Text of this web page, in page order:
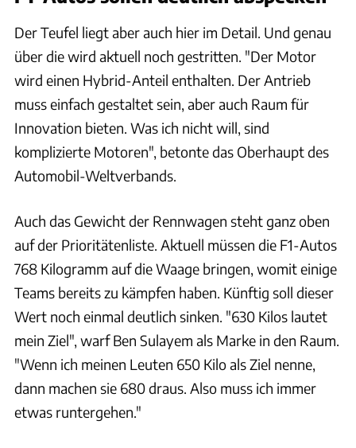
Der Teufel liegt aber auch hier im Detail. Und genau
über die wird aktuell noch gestritten. "Der Motor
wird einen Hybrid-Anteil enthalten. Der Antrieb
muss einfach gestaltet sein, aber auch Raum für
Innovation bieten. Was ich nicht will, sind
komplizierte Motoren", betonte das Oberhaupt des
Automobil-Weltverbands.
Auch das Gewicht der Rennwagen steht ganz oben
auf der Prioritätenliste. Aktuell müssen die F1-Autos
768 Kilogramm auf die Waage bringen, womit einige
Teams bereits zu kämpfen haben. Künftig soll dieser
Wert noch einmal deutlich sinken. "630 Kilos lautet
mein Ziel", warf Ben Sulayem als Marke in den Raum.
"Wenn ich meinen Leuten 650 Kilo als Ziel nenne,
dann machen sie 680 draus. Also muss ich immer
etwas runtergehen."